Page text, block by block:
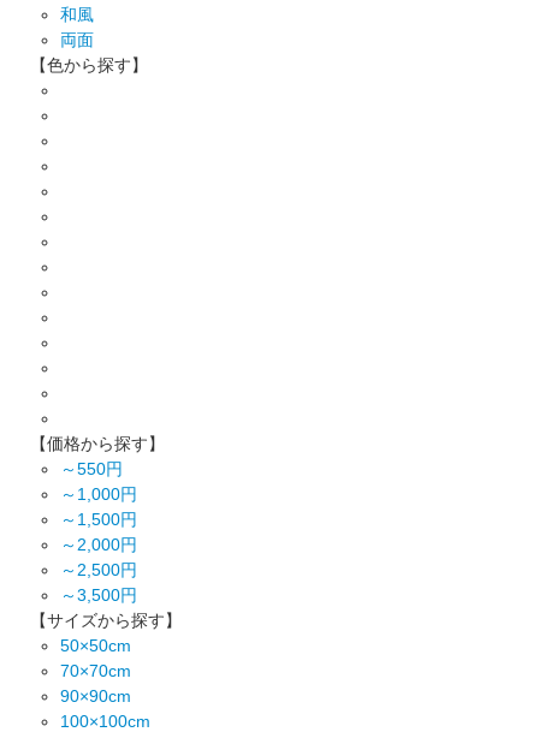
和風
両面
【色から探す】
【価格から探す】
～550円
～1,000円
～1,500円
～2,000円
～2,500円
～3,500円
【サイズから探す】
50×50cm
70×70cm
90×90cm
100×100cm